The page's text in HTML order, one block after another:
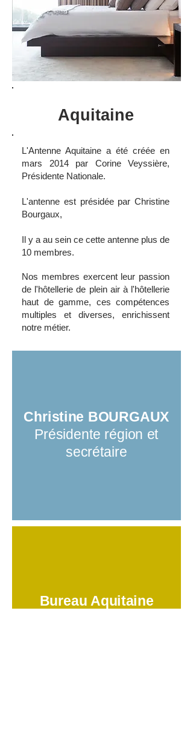
Aquitaine
L'Antenne Aquitaine a été créée en
mars 2014 par Corine Veyssière,
Présidente Nationale.
L'antenne est présidée par Christine
Bourgaux,
Il y a au sein ce cette antenne plus de
10 membres.
Nos membres exercent leur passion
de l'hôtellerie de plein air à l'hôtellerie
haut de gamme, ces compétences
multiples et diverses, enrichissent
notre métier.
Christine BOURGAUX
Présidente région et
secrétaire
Bureau Aquitaine